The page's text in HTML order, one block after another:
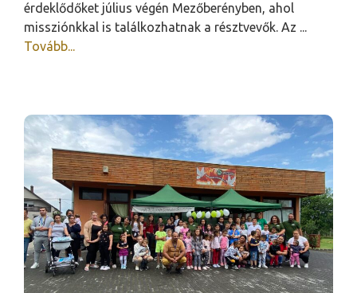
érdeklődőket július végén Mezőberényben, ahol
missziónkkal is találkozhatnak a résztvevők. Az ...
Tovább...